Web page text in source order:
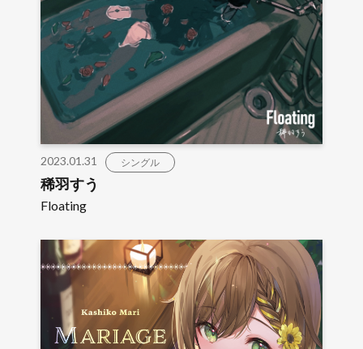
2023.01.31 シングル
稀羽すう
Floating